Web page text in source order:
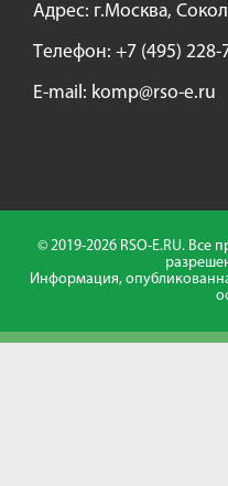
Адрес: г.Москва,
Tелефон: +7 (495) 228-
E-mail: komp@rso-e.ru
© 2019-2026 RSO-E.RU.
Информация,